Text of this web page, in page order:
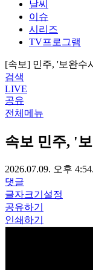
날씨
이슈
시리즈
TV프로그램
[속보] 민주, '보완수
검색
LIVE
공유
전체메뉴
속보 민주, '
2026.07.09. 오후 4:54.
댓글
글자크기설정
공유하기
인쇄하기